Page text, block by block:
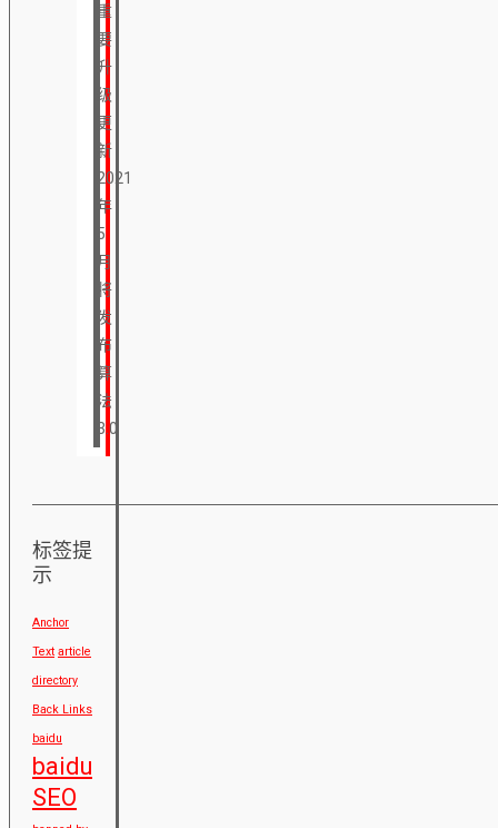
重
要
升
级
更
新
2021
年
5
月
将
发
布
算
法
3.0
标签提
示
Anchor
Text article
directory
Back Links
baidu
baidu
SEO